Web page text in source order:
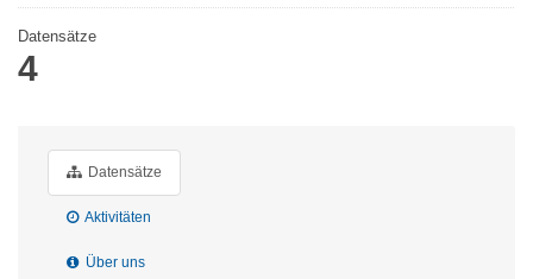
Datensätze
4
Datensätze
Aktivitäten
Über uns